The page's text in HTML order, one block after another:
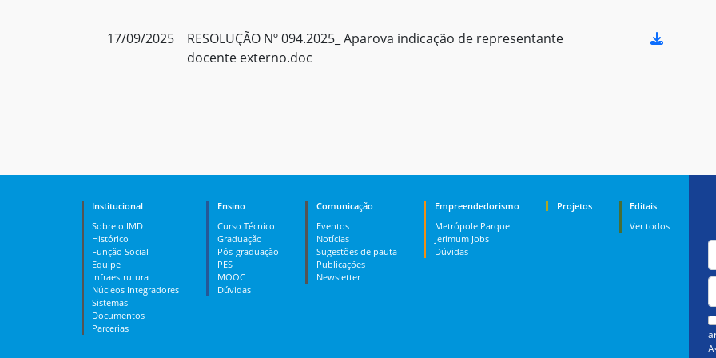
17/09/2025
RESOLUÇÃO Nº 094.2025_ Aparova indicação de representante
docente externo.doc
Institucional
Sobre o IMD
Histórico
Função Social
Equipe
Infraestrutura
Núcleos Integradores
Sistemas
Documentos
Parcerias
Ensino
Curso Técnico
Graduação
Pós-graduação
PES
MOOC
Dúvidas
Comunicação
Eventos
Notícias
Sugestões de pauta
Publicações
Newsletter
Empreendedorismo
Metrópole Parque
Jerimum Jobs
Dúvidas
Projetos
Editais
Ver todos